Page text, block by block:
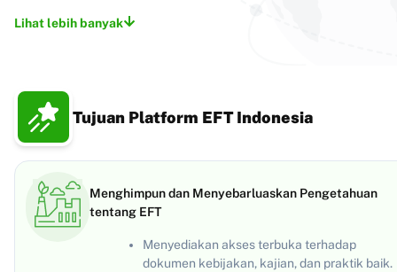
Lihat lebih banyak
Tujuan Platform EFT Indonesia
Menghimpun dan Menyebarluaskan Pengetahuan
tentang EFT
Menyediakan akses terbuka terhadap
dokumen kebijakan, kajian, dan praktik baik.